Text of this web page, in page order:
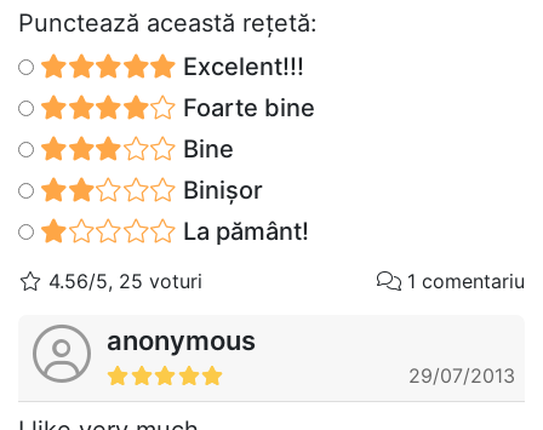
Punctează această reţetă:
Excelent!!!
Foarte bine
Bine
Binișor
La pământ!
4.56/5, 25 voturi 1 comentariu
anonymous
29/07/2013